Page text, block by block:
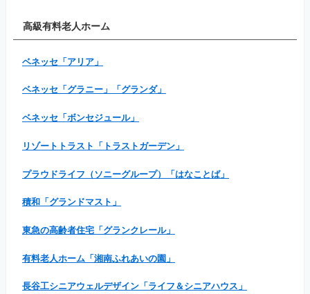
高級有料老人ホーム
ベネッセ「アリア」
ベネッセ「グラニー」「グランダ」
ベネッセ「ボンセジュール」
リゾートトラスト「トラストガーデン」
プラウドライフ（ソニーグループ）「はなことば」
積和「グランドマスト」
東急の高齢者住宅「グランクレール」
有料老人ホーム「湘南ふれあいの園」
長谷工シニアウェルデザイン「ライフ＆シニアハウス」